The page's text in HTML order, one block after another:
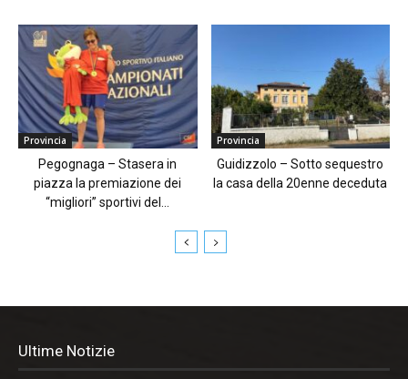
Provincia
Pegognaga – Stasera in
piazza la premiazione dei
“migliori” sportivi del...
Provincia
Guidizzolo – Sotto sequestro
la casa della 20enne deceduta
Ultime Notizie